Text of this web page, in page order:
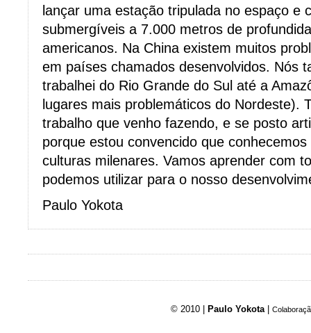
lançar uma estação tripulada no espaço e
submergíveis a 7.000 metros de
americanos. Na China existem muitos
em países chamados desenvolvidos. Nós
trabalhei do Rio Grande do Sul até a
lugares mais problemáticos do Nordeste).
trabalho que venho fazendo, e se posto
porque estou convencido que
culturas milenares. Vamos aprender com
podemos utilizar para o nosso
Paulo Yokota
© 2010 | Paulo Yokota |